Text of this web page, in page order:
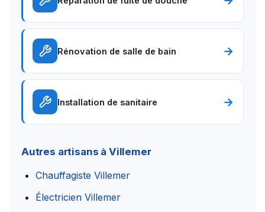
Rénovation de salle de bain →
Installation de sanitaire →
Autres artisans à Villemer
Chauffagiste Villemer
Électricien Villemer